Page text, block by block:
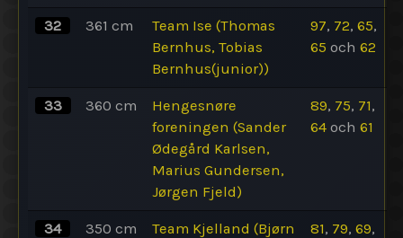
32 361 cm
Team Ise (Thomas
Bernhus, Tobias
Bernhus(junior))
97, 72, 65,
65 och 62
33 360 cm
Hengesnøre
foreningen (Sander
Ødegård Karlsen,
Marius Gundersen,
Jørgen Fjeld)
89, 75, 71,
64 och 61
34 350 cm
Team Kjelland (Bjørn
81, 79, 69,